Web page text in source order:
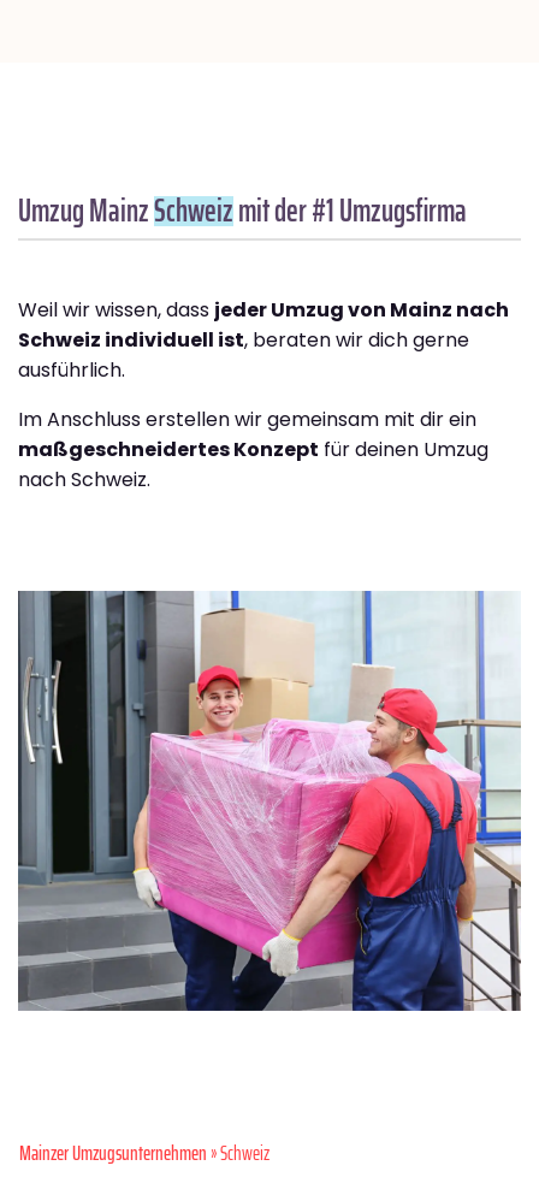
Umzug MainzSchweizmit der #1 Umzugsfirma
Weil wir wissen, dass jeder Umzug von Mainz nach
Schweiz individuell ist, beraten wir dich gerne
ausführlich.
Im Anschluss erstellen wir gemeinsam mit dir ein
maßgeschneidertes Konzept für deinen Umzug
nach Schweiz.
Mainzer Umzugsunternehmen» Schweiz